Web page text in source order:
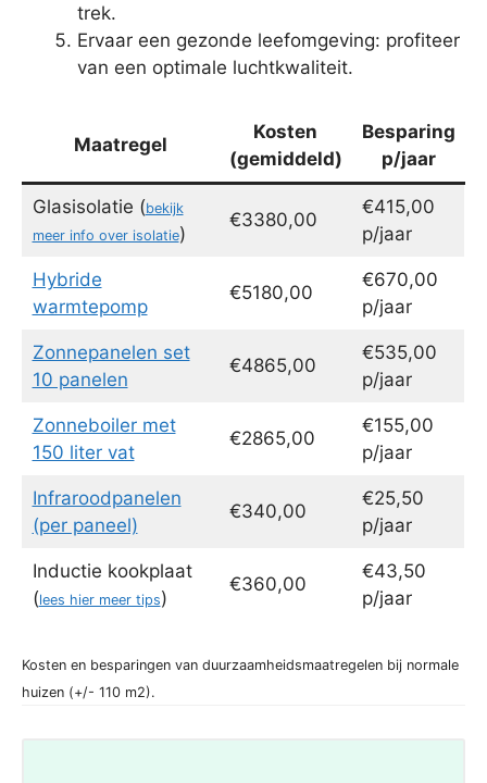
trek.
Ervaar een gezonde leefomgeving: profiteer
van een optimale luchtkwaliteit.
Maatregel
Kosten
(gemiddeld)
Besparing
p/jaar
Glasisolatie (bekijk
meer info over isolatie)
€3380,00
€415,00
p/jaar
Hybride
warmtepomp
€5180,00
€670,00
p/jaar
Zonnepanelen set
10 panelen
€4865,00
€535,00
p/jaar
Zonneboiler met
150 liter vat
€2865,00
€155,00
p/jaar
Infraroodpanelen
(per paneel)
€340,00
€25,50
p/jaar
Inductie kookplaat
(lees hier meer tips)
€360,00
€43,50
p/jaar
Kosten en besparingen van duurzaamheidsmaatregelen bij normale
huizen (+/- 110 m2).